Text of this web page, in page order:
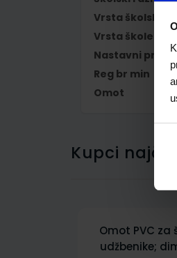
Vrsta školske
Vrsta škole
Nastavni
Reg br min
Omot
Kupci
Omot PVC za
udžbenike;